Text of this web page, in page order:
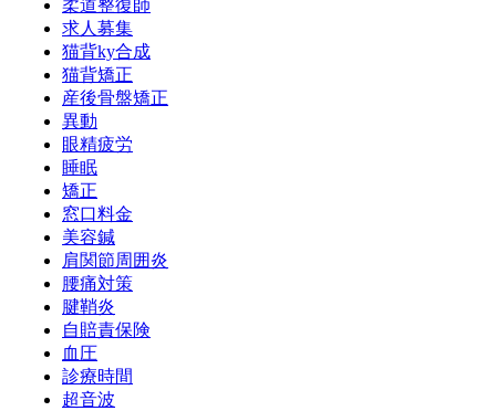
柔道整復師
求人募集
猫背ky合成
猫背矯正
産後骨盤矯正
異動
眼精疲労
睡眠
矯正
窓口料金
美容鍼
肩関節周囲炎
腰痛対策
腱鞘炎
自賠責保険
血圧
診療時間
超音波